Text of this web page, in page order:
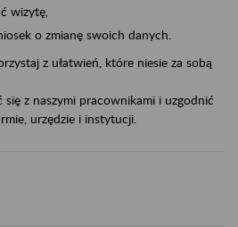
wizytę,
o zmianę swoich danych.
z ułatwień, które niesie za sobą
z naszymi pracownikami i uzgodnić
urzędzie i instytucji.